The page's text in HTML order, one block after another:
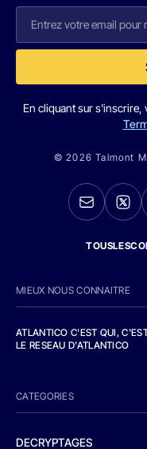
En cliquant sur s'inscrire,
© 2026 Talmont
MIEUX NOUS CONNAITRE
ATLANTICO C'EST QUI,
LE RESEAU D'ATLANTICO
CATEGORIES
DECRYPTAGES